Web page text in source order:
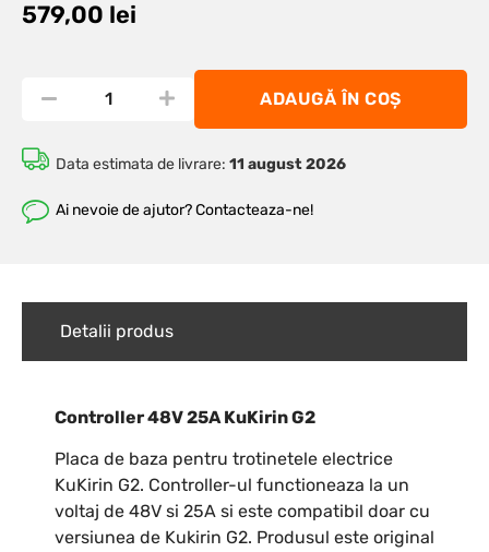
579,00 lei
ADAUGĂ ÎN COȘ
Data estimata de livrare: 11 august 2026
Ai nevoie de ajutor? Contacteaza-ne!
Detalii produs
Controller 48V 25A KuKirin G2
Placa de baza pentru trotinetele electrice
KuKirin G2. Controller-ul functioneaza la un
voltaj de 48V si 25A si este compatibil doar cu
versiunea de Kukirin G2. Produsul este original